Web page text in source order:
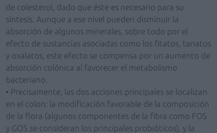
de colesterol, dado que éste es necesario para su
síntesis. Aunque a ese nivel pueden disminuir la
absorción de algunos minerales, sobre todo por el
efecto de sustancias asociadas como los fitatos, tanatos
y oxalatos, este efecto se compensa por un aumento de
absorción colónica al favorecer el metabolismo
bacteriano.
• Precisamente, las dos acciones principales se localizan
en el colon: la modificación favorable de la composición
de la flora (algunos componentes de la fibra como FOS
y GOS se consideran los principales probióticos), y la